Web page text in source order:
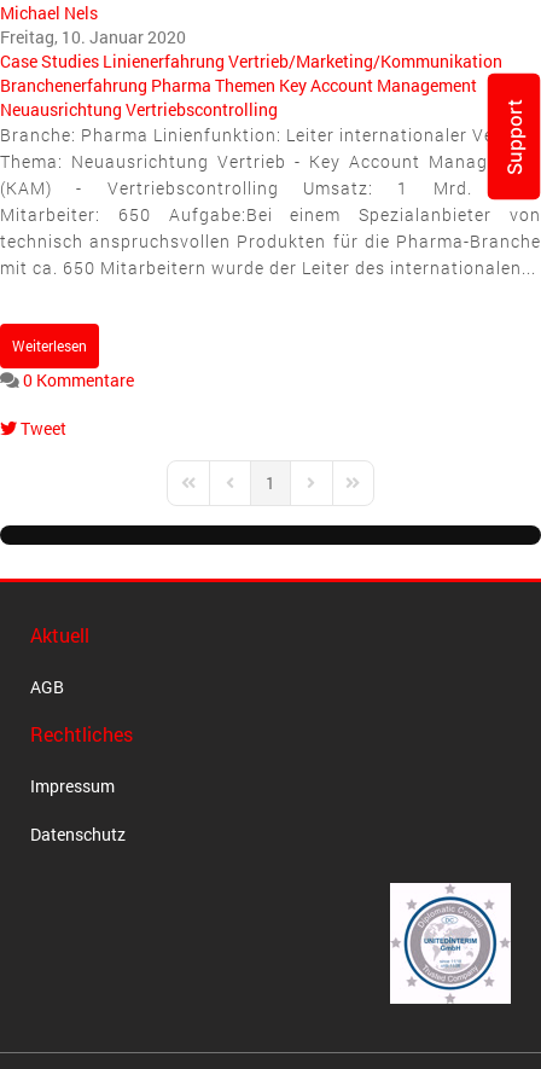
Michael Nels
Freitag, 10. Januar 2020
Case Studies Linienerfahrung Vertrieb/Marketing/Kommunikation
Branchenerfahrung Pharma Themen Key Account Management
Neuausrichtung Vertriebscontrolling
Branche: Pharma Linienfunktion: Leiter internationaler Vertrieb
Thema: Neuausrichtung Vertrieb - Key Account Management
(KAM) - Vertriebscontrolling Umsatz: 1 Mrd. Euro.
Mitarbeiter: 650 Aufgabe:Bei einem Spezialanbieter von
technisch anspruchsvollen Produkten für die Pharma-Branche
mit ca. 650 Mitarbeitern wurde der Leiter des internationalen...
Weiterlesen
0 Kommentare
Tweet
First PagePrevious Page
1 Next PageLast Page
Aktuell
AGB
Rechtliches
Impressum
Datenschutz
Support